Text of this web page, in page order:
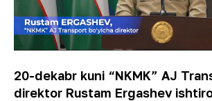
20-dekabr kuni “NKMK” AJ
direktor Rustam Ergashev